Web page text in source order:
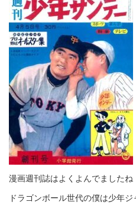
漫画週刊誌はよくよんでましたね
ドラゴンボール世代の僕は少年